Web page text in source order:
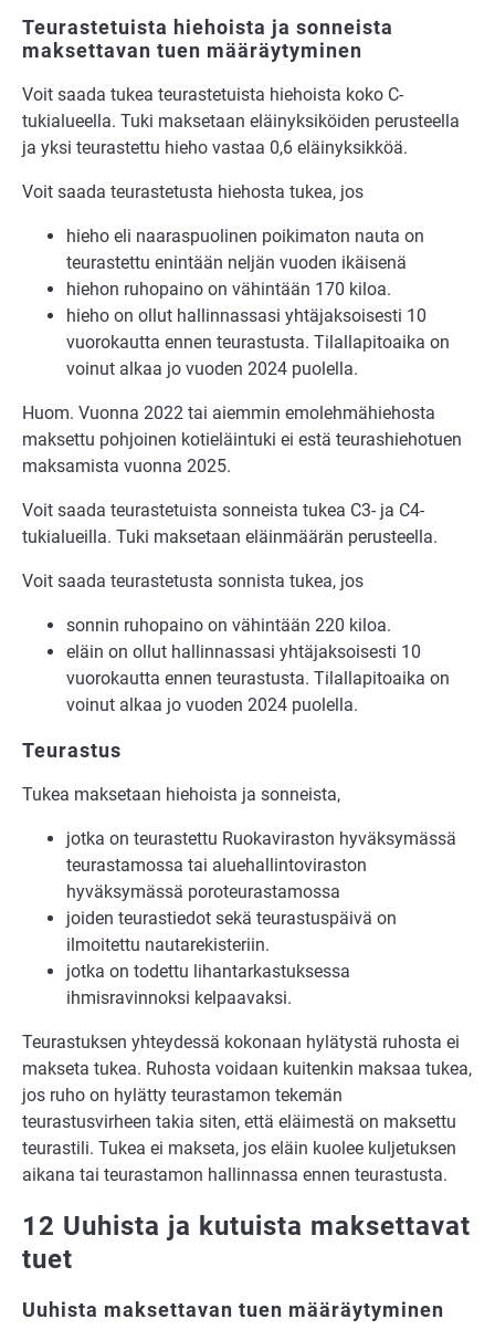
Teurastetuista hiehoista ja sonneista
maksettavan tuen määräytyminen
Voit saada tukea teurastetuista hiehoista koko C-
tukialueella. Tuki maksetaan eläinyksiköiden perusteella
ja yksi teurastettu hieho vastaa 0,6 eläinyksikköä.
Voit saada teurastetusta hiehosta tukea, jos
hieho eli naaraspuolinen poikimaton nauta on
teurastettu enintään neljän vuoden ikäisenä
hiehon ruhopaino on vähintään 170 kiloa.
hieho on ollut hallinnassasi yhtäjaksoisesti 10
vuorokautta ennen teurastusta. Tilallapitoaika on
voinut alkaa jo vuoden 2024 puolella.
Huom. Vuonna 2022 tai aiemmin emolehmähiehosta
maksettu pohjoinen kotieläintuki ei estä teurashiehotuen
maksamista vuonna 2025.
Voit saada teurastetuista sonneista tukea C3- ja C4-
tukialueilla. Tuki maksetaan eläinmäärän perusteella.
Voit saada teurastetusta sonnista tukea, jos
sonnin ruhopaino on vähintään 220 kiloa.
eläin on ollut hallinnassasi yhtäjaksoisesti 10
vuorokautta ennen teurastusta. Tilallapitoaika on
voinut alkaa jo vuoden 2024 puolella.
Teurastus
Tukea maksetaan hiehoista ja sonneista,
jotka on teurastettu Ruokaviraston hyväksymässä
teurastamossa tai aluehallintoviraston
hyväksymässä poroteurastamossa
joiden teurastiedot sekä teurastuspäivä on
ilmoitettu nautarekisteriin.
jotka on todettu lihantarkastuksessa
ihmisravinnoksi kelpaavaksi.
Teurastuksen yhteydessä kokonaan hylätystä ruhosta ei
makseta tukea. Ruhosta voidaan kuitenkin maksaa tukea,
jos ruho on hylätty teurastamon tekemän
teurastusvirheen takia siten, että eläimestä on maksettu
teurastili. Tukea ei makseta, jos eläin kuolee kuljetuksen
aikana tai teurastamon hallinnassa ennen teurastusta.
12 Uuhista ja kutuista maksettavat
tuet
Uuhista maksettavan tuen määräytyminen